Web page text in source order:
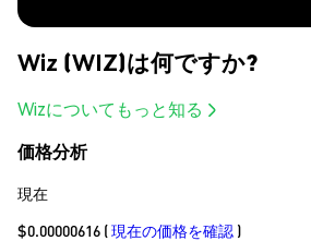
Wiz (WIZ)は何ですか?
Wizについてもっと知る
価格分析
現在
$0.00000616 (現在の価格を確認 )